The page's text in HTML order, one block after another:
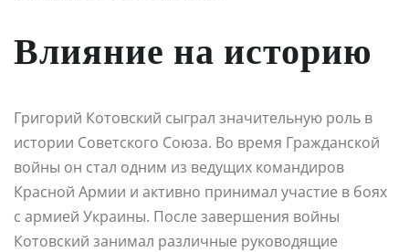
Влияние на историю
Григорий Котовский сыграл значительную роль в
истории Советского Союза. Во время Гражданской
войны он стал одним из ведущих командиров
Красной Армии и активно принимал участие в боях
с армией Украины. После завершения войны
Котовский занимал различные руководящие